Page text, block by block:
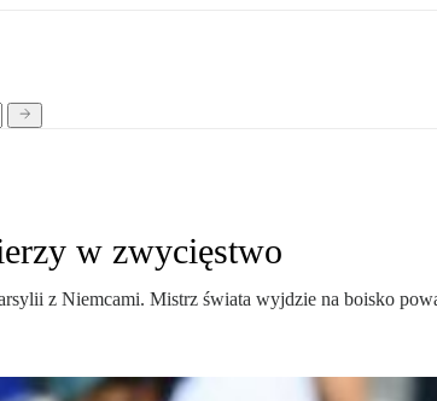
w zwycięstwo
z Niemcami. Mistrz świata wyjdzie na boisko